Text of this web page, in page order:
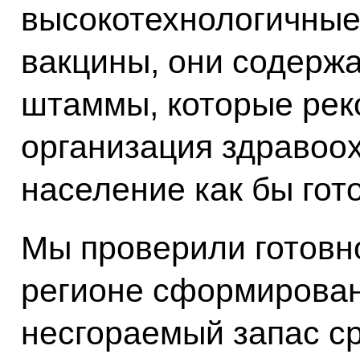
вакцины, они
штаммы, которые
организация
население как бы
Мы проверили
регионе
несгораемый запас